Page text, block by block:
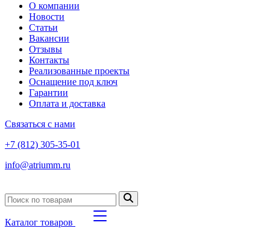
О компании
Новости
Статьи
Вакансии
Отзывы
Контакты
Реализованные проекты
Оснащение под ключ
Гарантии
Оплата и доставка
Связаться с нами
+7 (812) 305-35-01
info@atriumm.ru
Каталог товаров